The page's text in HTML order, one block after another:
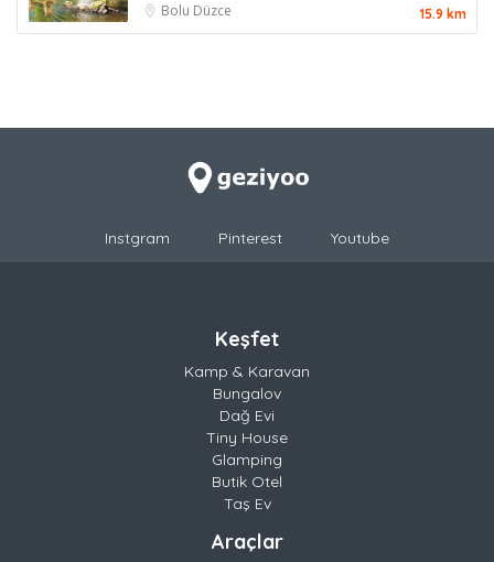
Bolu Düzce 15.9 km
Instgram Pinterest Youtube
Keşfet
Kamp & Karavan
Bungalov
Dağ Evi
Tiny House
Glamping
Butik Otel
Taş Ev
Araçlar